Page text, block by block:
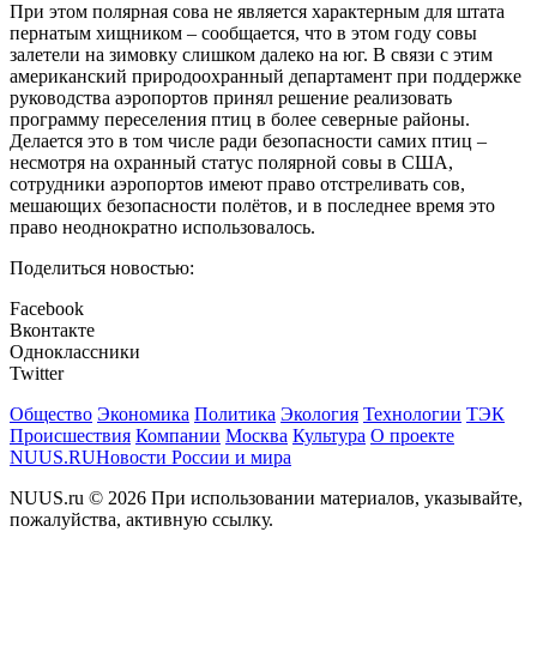
При этом полярная сова не является характерным для штата
пернатым хищником – сообщается, что в этом году совы
залетели на зимовку слишком далеко на юг. В связи с этим
американский природоохранный департамент при поддержке
руководства аэропортов принял решение реализовать
программу переселения птиц в более северные районы.
Делается это в том числе ради безопасности самих птиц –
несмотря на охранный статус полярной совы в США,
сотрудники аэропортов имеют право отстреливать сов,
мешающих безопасности полётов, и в последнее время это
право неоднократно использовалось.
Поделиться новостью:
Facebook
Вконтакте
Одноклассники
Twitter
Общество Экономика Политика Экология Технологии ТЭК
Происшествия Компании Москва Культура О проекте
NUUS.RUНовости России и мира
NUUS.ru © 2026 При использовании материалов, указывайте,
пожалуйства, активную ссылку.